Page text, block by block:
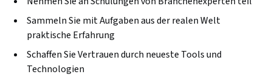
Sammeln Sie mit Aufgaben aus der realen Welt
praktische Erfahrung
Schaffen Sie Vertrauen durch neueste Tools und
Technologien